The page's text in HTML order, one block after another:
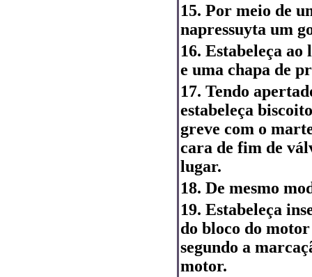
15. Por meio de
napressuyta um
16. Estabeleça
e uma chapa de
17. Tendo
estabeleça
greve com o
cara de fim de
lugar.
18. De mesmo
19. Estabeleça
do bloco do
segundo a
motor.